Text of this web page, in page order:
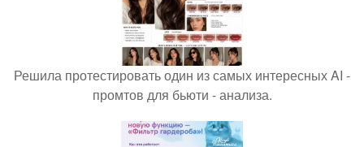
Решила протестировать один из самых интересных AI -
промтов для бьюти - анализа.